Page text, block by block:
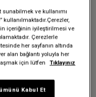
artık
ve kullanımı
kullanılmaktadır.Çerezler,
içeriğinin iyileştirilmesi ve
Çerezlerle
her sayfanın altında
alan bağlantı yoluyla her
için lütfen
Tıklayınız
Kabul Et